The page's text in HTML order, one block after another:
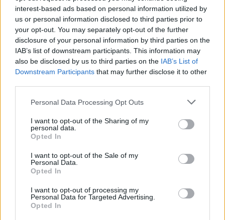
interest-based ads based on personal information utilized by
us or personal information disclosed to third parties prior to
your opt-out. You may separately opt-out of the further
disclosure of your personal information by third parties on the
IAB’s list of downstream participants. This information may
also be disclosed by us to third parties on the IAB’s List of
Downstream Participants that may further disclose it to other
Personal Data Processing Opt Outs
I want to opt-out of the Sharing of my
personal data.
Opted In
I want to opt-out of the Sale of my
Personal Data.
Opted In
I want to opt-out of processing my
Personal Data for Targeted Advertising.
Opted In
wojtekpl999
User
Witaj Wojtku, przecież to standard, były walentynki ale event z d...
były urodziny a event z d... .
Albo się przyzwyczajasz i nie masz oczekiwań albo rezygnujesz z
gry.
balony ( stratos4) zawsze chciałem je mieć.
Jul 4, 2021
User